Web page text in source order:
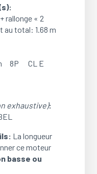
rallonge « 2
au total: 1.68 m
8P CL E
exhaustive):
La longueur
ce moteur
basse ou